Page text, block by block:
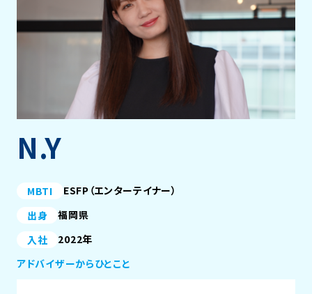
N.Y
MBTI
ESFP（エンターテイナー）
出身
福岡県
入社
2022年
アドバイザーからひとこと